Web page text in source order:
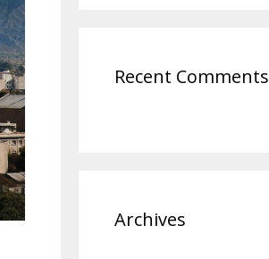
Recent Comments
Archives